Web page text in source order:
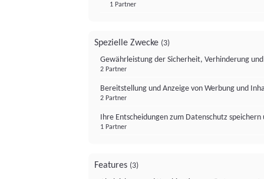
1 Partner
Spezielle Zwecke (3)
Gewährleistung der Sicherheit, Verhinderung
2 Partner
Bereitstellung und Anzeige von Werbung und
2 Partner
Ihre Entscheidungen zum Datenschutz
1 Partner
Features (3)